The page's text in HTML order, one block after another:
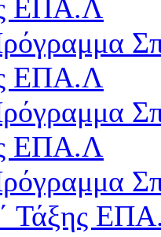
ΕΠΑ.Λ
ΕΠΑ.Λ
ΕΠΑ.Λ
Τάξης